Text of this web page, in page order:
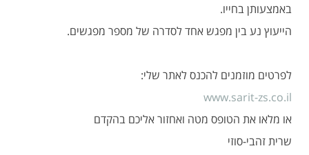
באמצעותן בחייו.
הייעוץ נע בין מפגש אחד לסדרה של מספר מפגשים.
לפרטים מוזמנים להכנס לאתר שלי:
www.sarit-zs.co.il
או מלאו את הטופס מטה ואחזור אליכם בהקדם
שרית זהבי-סוזי